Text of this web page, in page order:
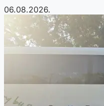
06.08.2026.